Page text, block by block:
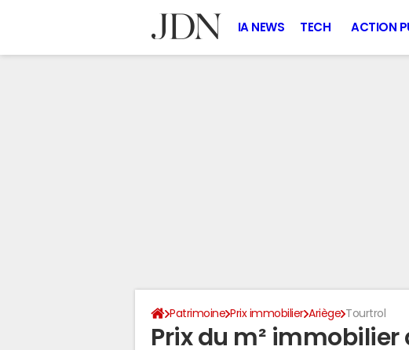
IA NEWS TECH ACTION
Patrimoine Prix immobilier Ariège Tourtrol
Prix du m² immobilier